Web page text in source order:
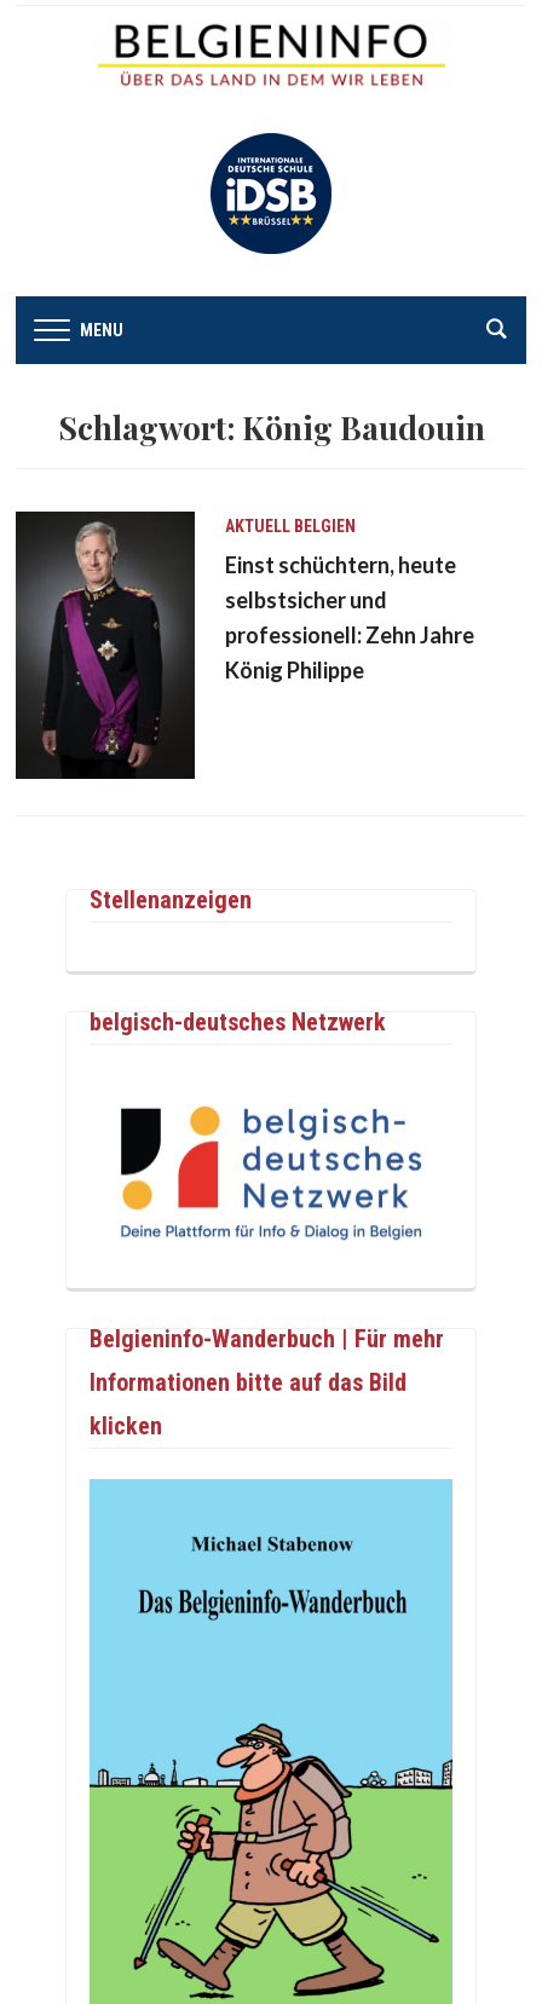
MENU
Schlagwort: König Baudouin
AKTUELL BELGIEN
Einst schüchtern, heute
selbstsicher und
professionell: Zehn Jahre
König Philippe
Stellenanzeigen
belgisch-deutsches Netzwerk
Belgieninfo-Wanderbuch | Für mehr
Informationen bitte auf das Bild
klicken